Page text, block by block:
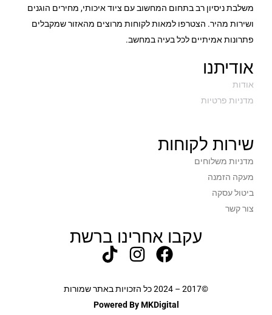
TPM
TPM PTT
צבע
משלבת ניסיון רב בתחום המחשוב עם ציוד איכותי, מחירים הוגנים
ושירות מהיר. הצטרפו למאות לקוחות מרוצים מהאזור שמקבלים
פתרונות אמיתיים לכל בעיה במחשב.
אודיתנו
אודות
מדניות פרטיות
שירות לקוחות
מדניות משלוחים
מעקה הזמנה
ביטול עסקה
צור קשר
עקבו אחרינו ברשת
©2017 – 2024 כל הזכויות באתר שמורות
Powered By MKDigital